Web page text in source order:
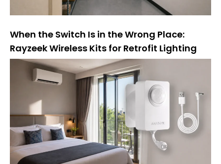
When the Switch Is in the Wrong Place:
Rayzeek Wireless Kits for Retrofit Lighting